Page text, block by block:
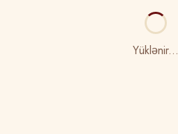
Yüklənir...